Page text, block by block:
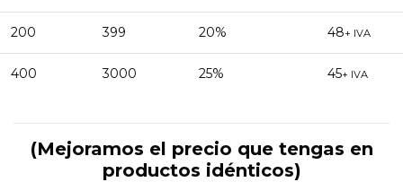
200 399 20% 48+ IVA
400 3000 25% 45+ IVA
(Mejoramos el precio que tengas en
productos idénticos)